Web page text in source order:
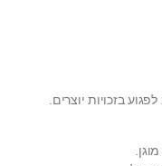
בזכויות יוצרים.